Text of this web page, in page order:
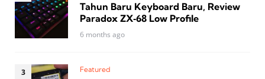
Tahun Baru Keyboard Baru, Review
Paradox ZX‑68 Low Profile
6 months ago
Featured